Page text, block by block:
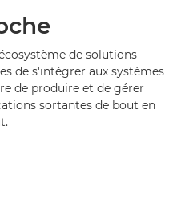
de solutions
de s'intégrer aux systèmes
de produire et de gérer
sortantes de bout en